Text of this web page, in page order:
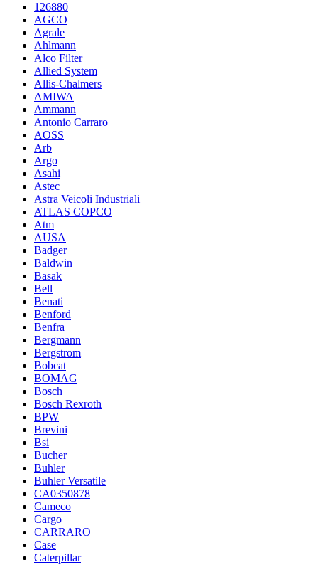
126880
AGCO
Agrale
Ahlmann
Alco Filter
Allied System
Allis-Chalmers
AMIWA
Ammann
Antonio Carraro
AOSS
Arb
Argo
Asahi
Astec
Astra Veicoli Industriali
ATLAS COPCO
Atm
AUSA
Badger
Baldwin
Basak
Bell
Benati
Benford
Benfra
Bergmann
Bergstrom
Bobcat
BOMAG
Bosch
Bosch Rexroth
BPW
Brevini
Bsi
Bucher
Buhler
Buhler Versatile
CA0350878
Cameco
Cargo
CARRARO
Case
Caterpillar